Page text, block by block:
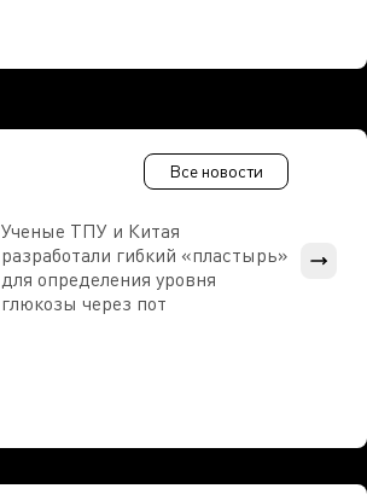
Все новости
Ученые ТПУ и Китая
разработали гибкий «пластырь»
для определения уровня
глюкозы через пот